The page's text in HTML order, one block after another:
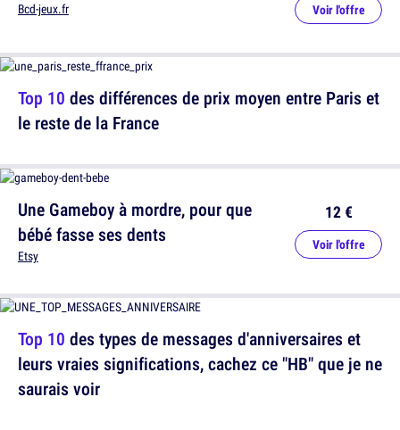
Bcd-jeux.fr Voir l'offre
Une Gameboy à mordre, pour que
bébé fasse ses dents
Etsy
12 €
Voir l'offre
Top 10 des différences de prix moyen entre Paris et
le reste de la France
Top 10 des types de messages d'anniversaires et
leurs vraies significations, cachez ce "HB" que je ne
saurais voir